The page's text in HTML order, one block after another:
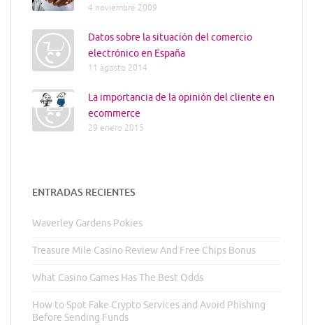
4 noviembre 2009
Datos sobre la situación del comercio
electrónico en España
11 agosto 2014
La importancia de la opinión del cliente en
ecommerce
29 enero 2015
ENTRADAS RECIENTES
Waverley Gardens Pokies
Treasure Mile Casino Review And Free Chips Bonus
What Casino Games Has The Best Odds
How to Spot Fake Crypto Services and Avoid Phishing
Before Sending Funds